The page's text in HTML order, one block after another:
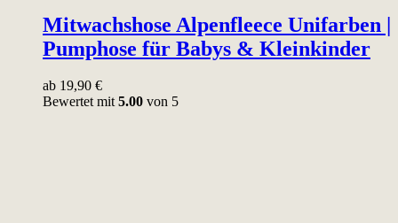
Mitwachshose Alpenfleece Unifarben |
Pumphose für Babys & Kleinkinder
ab 19,90 €
Bewertet mit5.00 von 5